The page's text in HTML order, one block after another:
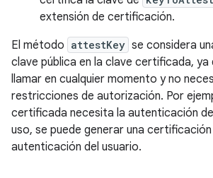
extensión de certificación.
El método attestKey se considera
clave pública en la clave certificada, ya
llamar en cualquier momento y no
restricciones de autorización. Por
certificada necesita la autenticación
uso, se puede generar una certificación
autenticación del usuario.